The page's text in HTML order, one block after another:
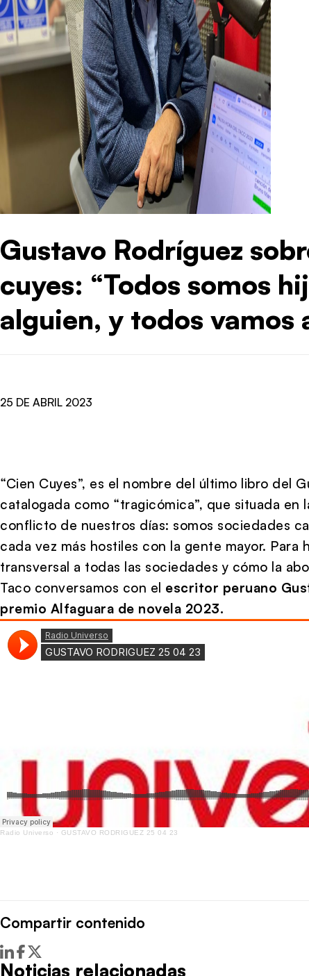
Gustavo Rodríguez
cuyes: “Todos somos
alguien, y todos vamos
25 DE ABRIL 2023
“Cien Cuyes”, es el nombre del último libro del
catalogada como “tragicómica”, que situada en
conflicto de nuestros días: somos sociedades
cada vez más hostiles con la gente mayor. Para
transversal a todas las sociedades y cómo la
Taco conversamos con el escritor peruano
premio Alfaguara de novela 2023.
Radio Universo · GUSTAVO RODRIGUEZ 25 04 23
Compartir contenido
Noticias relacionadas